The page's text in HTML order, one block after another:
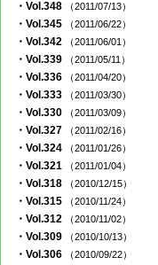
・Vol.348 （2011/07/13）
・Vol.345 （2011/06/22）
・Vol.342 （2011/06/01）
・Vol.339 （2011/05/11）
・Vol.336 （2011/04/20）
・Vol.333 （2011/03/30）
・Vol.330 （2011/03/09）
・Vol.327 （2011/02/16）
・Vol.324 （2011/01/26）
・Vol.321 （2011/01/04）
・Vol.318 （2010/12/15）
・Vol.315 （2010/11/24）
・Vol.312 （2010/11/02）
・Vol.309 （2010/10/13）
・Vol.306 （2010/09/22）